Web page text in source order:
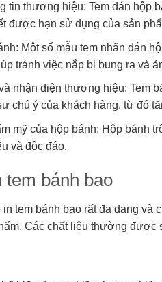
tin thương hiệu: Tem dán hộp
được hạn sử dụng của sản
Một số mẫu tem nhãn dán
tránh việc nắp bị bung ra và
nhận diện thương hiệu: Tem
chú ý của khách hàng, từ đó
mỹ của hộp bánh: Hộp bánh
và độc đáo.
tem bánh bao
tem bánh bao rất đa dạng
Các chất liệu thường được